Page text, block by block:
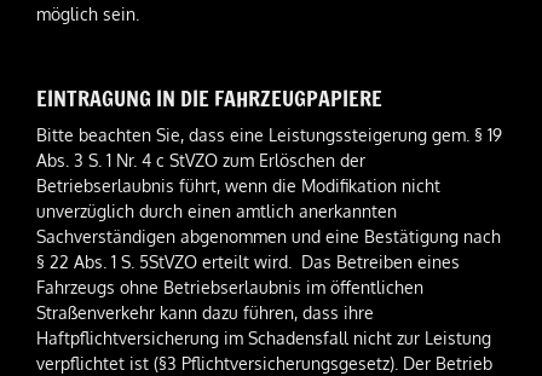
möglich sein.
EINTRAGUNG IN DIE FAHRZEUGPAPIERE
Bitte beachten Sie, dass eine Leistungssteigerung gem. § 19
Abs. 3 S. 1 Nr. 4 c StVZO zum Erlöschen der
Betriebserlaubnis führt, wenn die Modifikation nicht
unverzüglich durch einen amtlich anerkannten
Sachverständigen abgenommen und eine Bestätigung nach
§ 22 Abs. 1 S. 5StVZO erteilt wird. Das Betreiben eines
Fahrzeugs ohne Betriebserlaubnis im öffentlichen
Straßenverkehr kann dazu führen, dass ihre
Haftpflichtversicherung im Schadensfall nicht zur Leistung
verpflichtet ist (§3 Pflichtversicherungsgesetz). Der Betrieb